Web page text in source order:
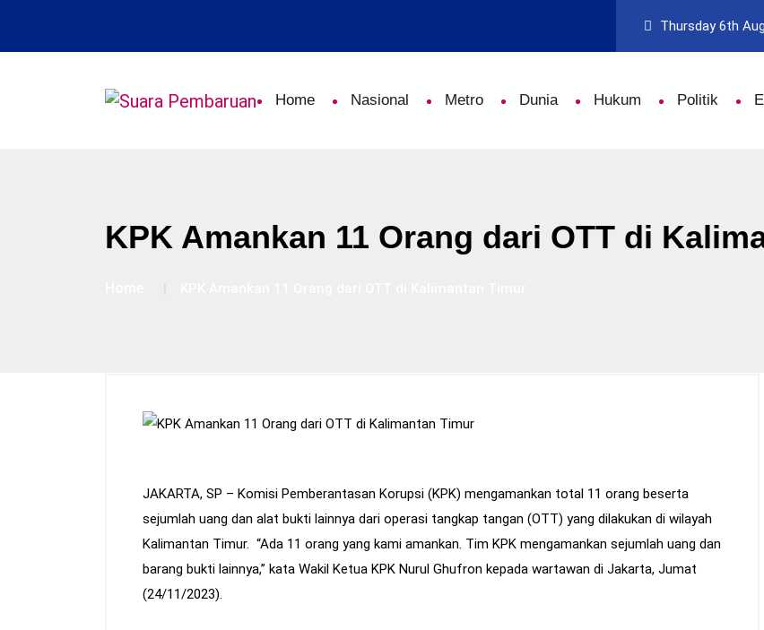
Thursday 6th
Home Nasional Metro Dunia Hukum Politik
KPK Amankan 11 Orang dari OTT di
JAKARTA, SP – Komisi Pemberantasan Korupsi (KPK) mengamankan total 11 orang beserta
sejumlah uang dan alat bukti lainnya dari operasi tangkap tangan (OTT) yang dilakukan di wilayah
Kalimantan Timur. “Ada 11 orang yang kami amankan. Tim KPK mengamankan sejumlah uang dan
barang bukti lainnya,” kata Wakil Ketua KPK Nurul Ghufron kepada wartawan di Jakarta, Jumat
(24/11/2023).